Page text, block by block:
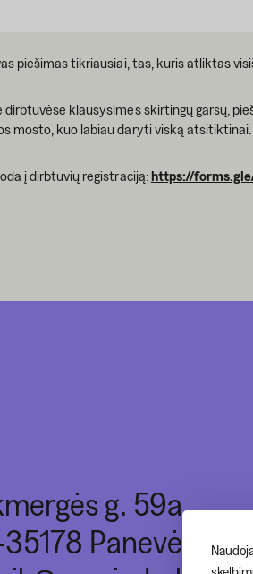
piešimas tikriausiai, tas, kuris atliktas
dirbtuvėse klausysimes skirtingų garsų,
mosto, kuo labiau daryti viską atsitiktinai.
į dirbtuvių registraciją:https://
g. 59a,
35178 Panevėžys